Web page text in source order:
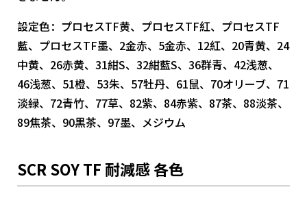
設定色：プロセスTF黄、プロセスTF紅、プロセスTF
藍、プロセスTF墨、2金赤、5金赤、12紅、20青黄、24
中黄、26赤黄、31紺S、32紺藍S、36群青、42浅葱、
46浅葱、51橙、53朱、57牡丹、61鼠、70オリーブ、71
淡緑、72青竹、77草、82紫、84赤紫、87茶、88淡茶、
89焦茶、90黒茶、97墨、メジウム
SCR SOY TF 耐減感 各色